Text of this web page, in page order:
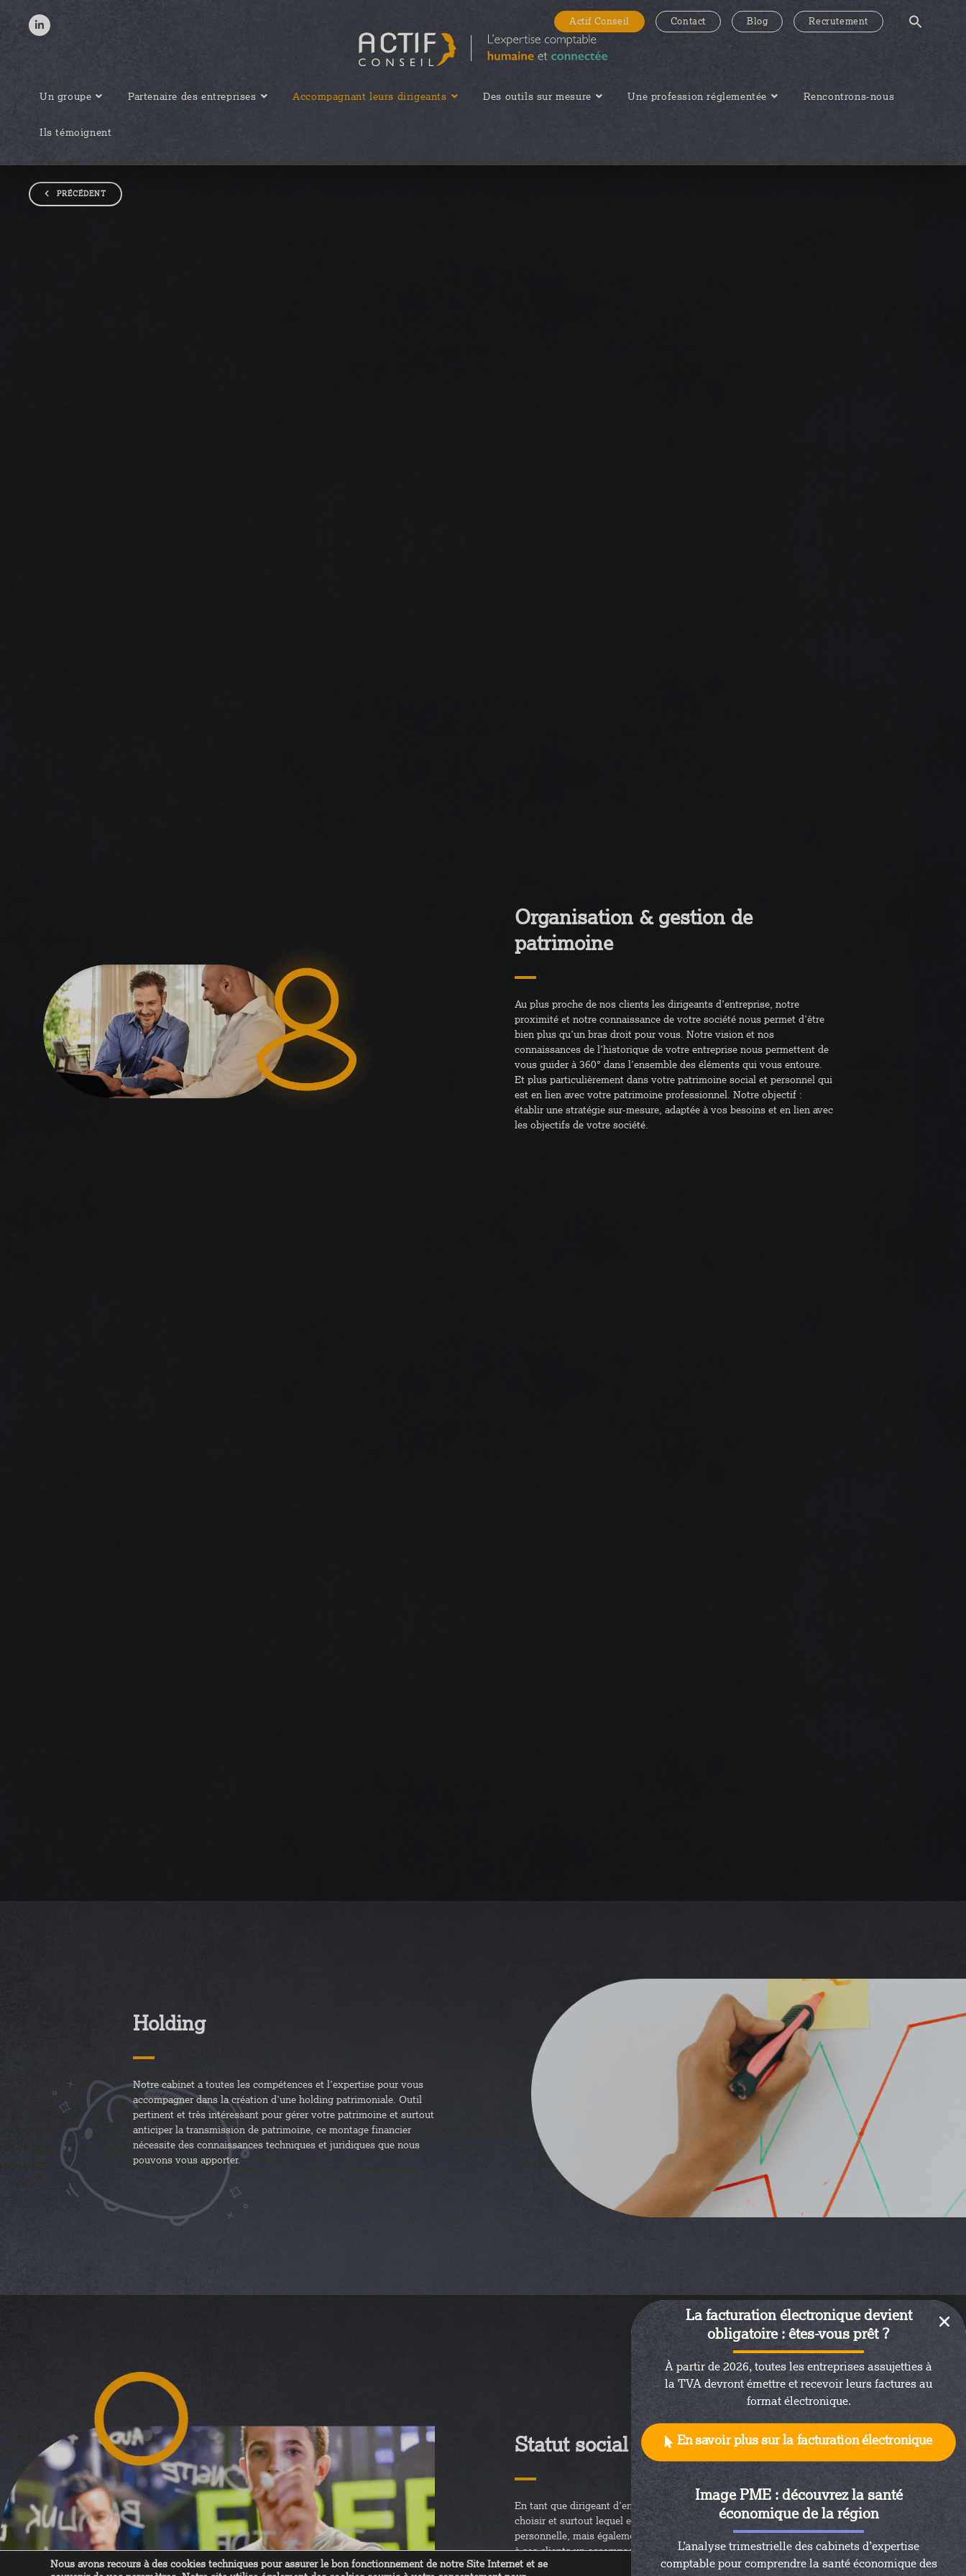
Actif Conseil Contact Blog Recrutement
Un groupe Partenaire des entreprises Accompagnant leurs dirigeants Des outils sur mesure Une profession réglementée Rencontrons-nous
Ils témoignent
PRÉCÉDENT
Organisation & gestion de
patrimoine
Au plus proche de nos clients les dirigeants d’entreprise, notre
proximité et notre connaissance de votre société nous permet d’être
bien plus qu’un bras droit pour vous. Notre vision et nos
connaissances de l’historique de votre entreprise nous permettent de
vous guider à 360° dans l’ensemble des éléments qui vous entoure.
Et plus particulièrement dans votre patrimoine social et personnel qui
est en lien avec votre patrimoine professionnel. Notre objectif :
établir une stratégie sur-mesure, adaptée à vos besoins et en lien avec
les objectifs de votre société.
Holding
Notre cabinet a toutes les compétences et l’expertise pour vous
accompagner dans la création d’une holding patrimoniale. Outil
pertinent et très intéressant pour gérer votre patrimoine et surtout
anticiper la transmission de patrimoine, ce montage financier
nécessite des connaissances techniques et juridiques que nous
pouvons vous apporter.
Statut social du dirigeant
En tant que dirigeant d’entreprise vous vous demandez quel statut
choisir et surtout lequel est le plus en adéquation avec votre situation
personnelle, mais également professionnelle ? Actif Conseil propose
à ses clients un accompagnement à 360° dans tous vos besoins qu’ils
soient juridiques, fiscal, social et plus particulièrement dans la
Nous avons recours à des cookies techniques pour assurer le bon fonctionnement de notre Site Internet et se
La facturation électronique devient
obligatoire : êtes-vous prêt ?
À partir de 2026, toutes les entreprises assujetties à
la TVA devront émettre et recevoir leurs factures au
format électronique.
En savoir plus sur la facturation électronique
Image PME : découvrez la santé
économique de la région
L’analyse trimestrielle des cabinets d’expertise
comptable pour comprendre la santé économique des